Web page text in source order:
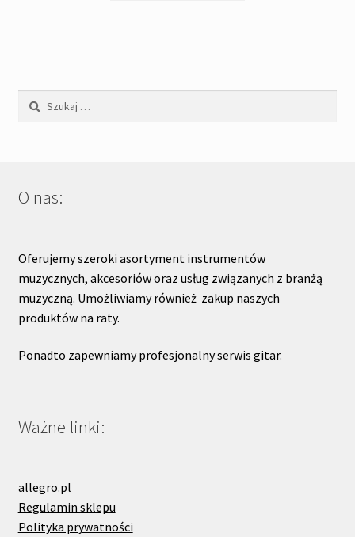
Szukaj:
O nas:
Oferujemy szeroki asortyment instrumentów
muzycznych, akcesoriów oraz usług związanych z branżą
muzyczną. Umożliwiamy również zakup naszych
produktów na raty.
Ponadto zapewniamy profesjonalny serwis gitar.
Ważne linki:
allegro.pl
Regulamin sklepu
Polityka prywatności